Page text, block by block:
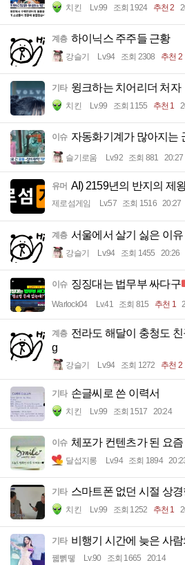
치킨 Lv.99 조회 1924 추천 2
계층 하이닉스 주주들 근황
강슬기 Lv.94 조회 2308 추천 2
기타 윙크하는 치어리더 처자
치킨 Lv.99 조회 1155 추천 1
이슈 자동화기계가 많아지는
슬기로움 Lv.92 조회 881 20:27
유머 AI) 2159년의 반지의 제
제로섬게임 Lv.57 조회 1516 20:27
계층 서울에서 살기 싫은 이유
강슬기 Lv.94 조회 1455 20:26
이슈 징징대는 법무부 싸다구
Warlock04 Lv.41 조회 815 추천 1
계층 전라도 해달이 충청도
g
강슬기 Lv.94 조회 1272 추천 2
기타 손글씨로 쓴 이력서
치킨 Lv.99 조회 1517 20:24
이슈 체포가 컨텐츠가 된 요즘
달섭지롱 Lv.94 조회 1894
기타 스마트폰 없던 시절 상
치킨 Lv.99 조회 1252 추천 1
기타 비행기 시간에 늦은 사
꿻뻵뗗 Lv.90 조회 1665 20:14